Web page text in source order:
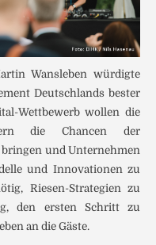
Wansleben würdigte
Deutschlands bester
Wettbewerb wollen die
die Chancen der
und Unternehmen
und Innovationen zu
Riesen-Strategien zu
den ersten Schritt zu
an die Gäste.